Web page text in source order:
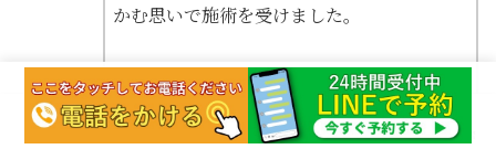
かむ思いで施術を受けました。
施術は今迄受けたことがないようなソフトな
ものでしたが、最初の施術で、首から肩にか
けてシューシューと温かいものが流れていく
電話予約 TOP サイト内検索